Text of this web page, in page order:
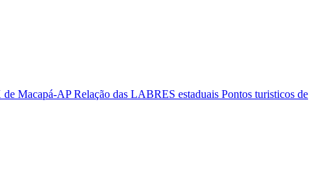
de Macapá-APRelação das LABRES estaduais Pontos turisticos de